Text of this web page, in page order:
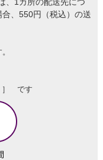
、550円（税込）の送
］ です